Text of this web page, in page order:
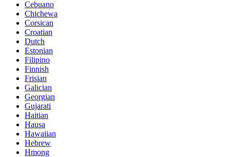
Cebuano
Chichewa
Corsican
Croatian
Dutch
Estonian
Filipino
Finnish
Frisian
Galician
Georgian
Gujarati
Haitian
Hausa
Hawaiian
Hebrew
Hmong